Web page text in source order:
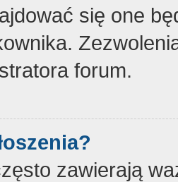
się one
forum.
zawierają